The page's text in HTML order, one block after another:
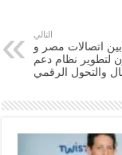
التالي
بين اتصالات مصر و
لتطوير نظام دعم
والتحول الرقمي